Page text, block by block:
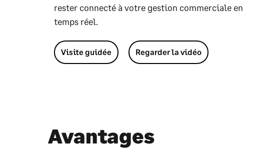
rester connecté à votre gestion commerciale en
temps réel.
Visite guidée Regarder la vidéo
Avantages